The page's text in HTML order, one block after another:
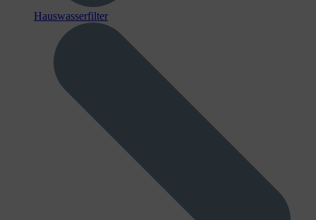
Hauswasserfilter